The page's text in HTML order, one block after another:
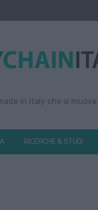
in Italy che si muove
RICERCHE & STUDI